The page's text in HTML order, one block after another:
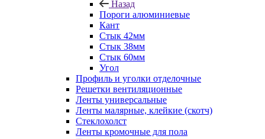
Назад
Пороги алюминиевые
Кант
Стык 42мм
Стык 38мм
Стык 60мм
Угол
Профиль и уголки отделочные
Решетки вентиляционные
Ленты универсальные
Ленты малярные, клейкие (скотч)
Стеклохолст
Ленты кромочные для пола